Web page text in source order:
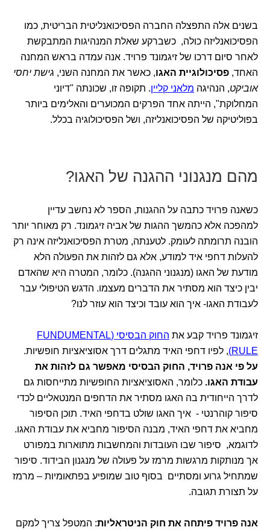
בשנים אלה התפצלה החברה הפסיכואנליטית הבריטית, כמו
הפסיכואנליזה כולה, כשברקע שאלת המנהיגות המתבקשת
לאחר סיום דרכו של זיגמונד פרויד. אנה עמדה בראש המחנה
האחד, פסיכולוגיית האגו, כאשר את המחנה השני, גישת יחסי
אוביקט, הנהיגה מלאני קליין. תקופה זו, שכונתה "דיוני
המחלוקת", הייתה אחד הפרקים המכוערים והאלימים ביותר
בפוליטיקה של הפסיכואנליזה, ושל הפסיכולוגיה בכלל.
מהם מנגנוני ההגנה של האגו?
כשאנה פרויד כתבה על ההגנות, הספר לא נחשב עדיין
למהפכה אלא כהמשך ההגות של אביה זיגמונד. רק מאוחר יותר
הובנה תרומתה לעומק. לטענתה, מטרת הפסיכואנליזה אינה רק
להעלות דחפי איד למודע, אלא גם לזהות את הפעולה הלא
מודעת של האגו (מנגנוני ההגנה). כלומר, המטרה היא שהאדם
יבין כיצד הוא מסתיר את הדברים מעצמו. הדגש הטיפולי עבר
לעבודת האגו- איך הוא עובד וכיצד הוא עוזר לנו?
זיגמונד פרויד קבע את
החוק הבסיסי (FUNDUMENTAL
RULE) , לפיו דחפי האיד מתגלים דרך אסוציאציות חופשיות.
על פי אנה פרויד, החוק הבסיסי מאפשר גם לזהות את
עבודת האגו. כלומר, האסוציאציות החופשיות מתייחסות גם
לדרך הייחודית בה האגו מסתיר את הדחפים המנטאליים לכדי
סיפור קוהרנטי - איך האגו שולט בדחפי האיד. תוכן הסיפור
מחביא את דחפי האיד, מבנה הסיפור מחביא את עבודת האגו.
לדוגמא, סיפור שבו העובדות והמחשבות מתוארות במפורט
אך מנותקות מרגשות מרמז על פעולה של מנגנון הבידוד. סיפור
שמתחיל גרוע ומסתיים בסוף טוב שמופיע בפתאומיות – מרמז
על תצורת תגובה.
אנה פרויד פיתחה את חוק הניטראליות: המטפל צריך למקם